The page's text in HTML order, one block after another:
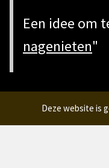
Een idee om
nagenieten"
Deze website is